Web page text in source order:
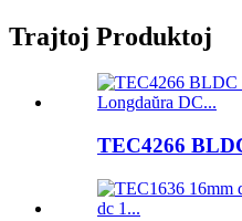
Trajtoj Produktoj
TEC4266